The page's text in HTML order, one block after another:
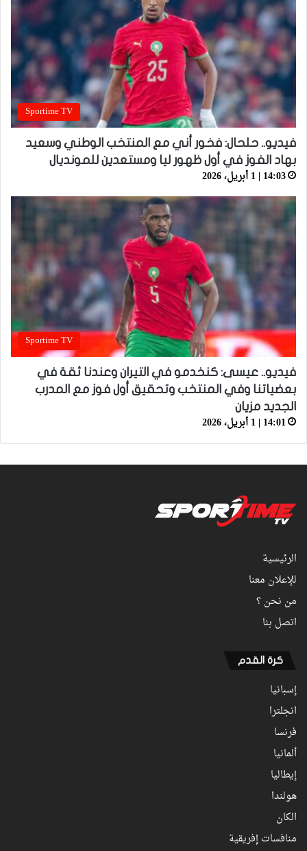
Sportime TV
فيديو.. حلحال: فخور أني مع المنتخب الوطني وسعيد
بهاد الفوز في أول ظهور ليا ومستعدين للمونديال
14:03 | 1 أبريل، 2026
Sportime TV
فيديو.. عيسى: كنخدمو في التيران وعندنا ثقة في
بعضياتنا وفي المنتخب وتحقيق أول فوز مع المدرب
الجديد مزيان
14:01 | 1 أبريل، 2026
الرئيسية
للإعلان معنا
من نحن ؟
اتصل بنا
كرة القدم
إسبانيا
انجلترا
فرنسا
ألمانيا
إيطاليا
هولندا
الكان
منافسات إفريقية